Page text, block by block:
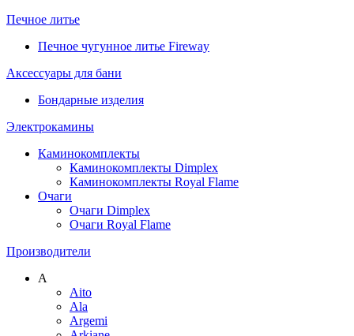
Печное литье
Печное чугунное литье Fireway
Аксессуары для бани
Бондарные изделия
Электрокамины
Каминокомплекты
Каминокомплекты Dimplex
Каминокомплекты Royal Flame
Очаги
Очаги Dimplex
Очаги Royal Flame
Производители
A
Aito
Ala
Argemi